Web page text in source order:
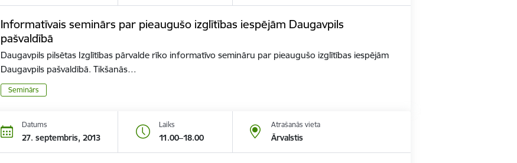
Informatīvais seminārs par pieaugušo izglītības iespējām Daugavpils
pašvaldībā
Daugavpils pilsētas Izglītības pārvalde rīko informatīvo semināru par pieaugušo izglītības iespējām
Daugavpils pašvaldībā. Tikšanās…
Seminārs
Datums
27. septembris, 2013
Laiks
11.00–18.00
Atrašanās vieta
Ārvalstis